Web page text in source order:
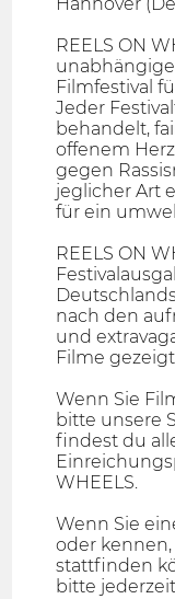
REELS ON
Filmfestival
Jeder
behandelt,
offenem
gegen
jeglicher Art
für ein
REELS ON
nach den
und
Filme
Wenn Sie
bitte unsere
findest du
WHEELS.
Wenn Sie
oder kennen,
stattfinden
bitte